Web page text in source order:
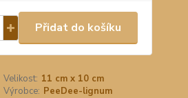
Přidat do košíku
Velikost: 11 cm x 10 cm
Výrobce: PeeDee-lignum